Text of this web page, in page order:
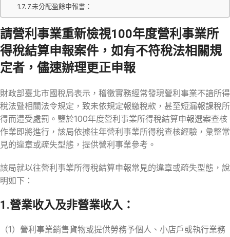
7.未分配盈餘申報書：
請營利事業重新檢視100年度營利事業所
得稅結算申報案件，如有不符稅法相關規
定者，儘速辦理更正申報
財政部臺北市國稅局表示，稽徵實務經常發現營利事業不諳所得
稅法暨相關法令規定，致未依規定報繳稅款，甚至短漏報課稅所
得而遭受處罰。鑒於100年度營利事業所得稅結算申報選案查核
作業即將進行，該局依據往年營利事業所得稅查核經驗，彙整常
見的違章或疏失型態，提供營利事業參考。
該局就以往營利事業所得稅結算申報常見的違章或疏失型態，說
明如下：
1.營業收入及非營業收入：
（1）營利事業銷售貨物或提供勞務予個人、小店戶或執行業務